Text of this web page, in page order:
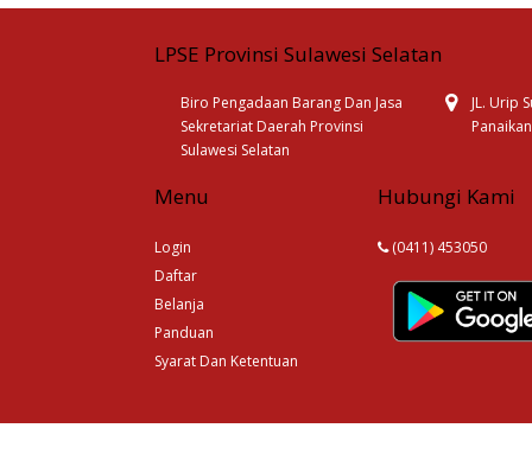
LPSE Provinsi Sulawesi Selatan
Biro Pengadaan Barang Dan Jasa
Sekretariat Daerah Provinsi
Sulawesi Selatan
JL. Urip
Menu
Login
Daftar
Belanja
Panduan
Syarat Dan Ketentuan
Hubungi Kami
(0411) 453050